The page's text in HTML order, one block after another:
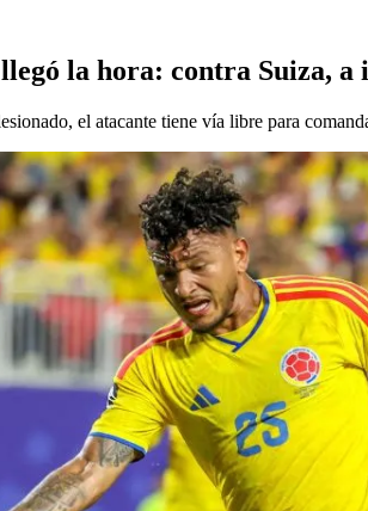
la hora: contra Suiza,
el atacante tiene vía libre para